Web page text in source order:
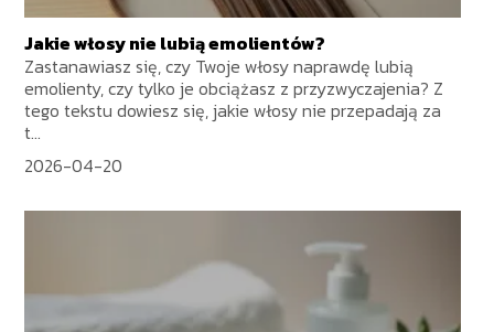
Jakie włosy nie lubią emolientów?
Zastanawiasz się, czy Twoje włosy naprawdę lubią
emolienty, czy tylko je obciążasz z przyzwyczajenia? Z
tego tekstu dowiesz się, jakie włosy nie przepadają za
t...
2026-04-20